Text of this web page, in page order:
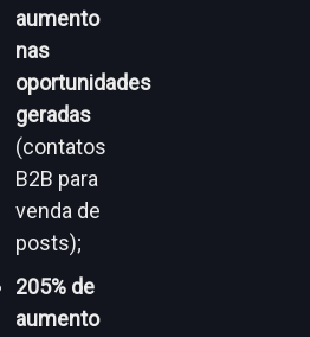
aumento
nas
oportunidades
geradas
(contatos
B2B para
venda de
posts);
205% de
aumento